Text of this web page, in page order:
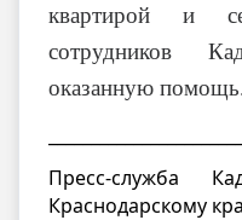
квартирой и
сотрудников
оказанную
Пресс-служба
Краснодарскому